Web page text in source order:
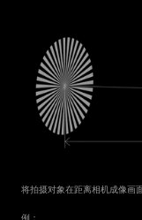
将拍摄对象在距离相机成像画
例：